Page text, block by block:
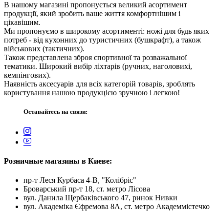
В нашому магазині пропонується великий асортимент
продукції, який зробить ваше життя комфортнішим і
цікавішим.
Ми пропонуємо в широкому асортименті: ножі для будь яких
потреб - від кухонних до туристичних (бушкрафт), а також
військових (тактичних).
Також представлена зброя спортивної та розважальної
тематики. Широкий вибір ліхтарів (ручних, наголовихі,
кемпінгових).
Наявність аксесуарів для всіх категорій товарів, зроблять
користування нашою продукцією зручною і легкою!
Оставайтесь на связи:
Розничные магазины в Киеве:
пр-т Леся Курбаса 4-В, "Колібріс"
Броварський пр-т 18, ст. метро Лісова
вул. Данила Щербаківського 47, ринок Нивки
вул. Академіка Єфремова 8А, ст. метро Академмістечко